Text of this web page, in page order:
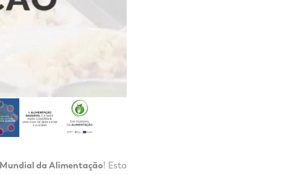
da Alimentação! Esta